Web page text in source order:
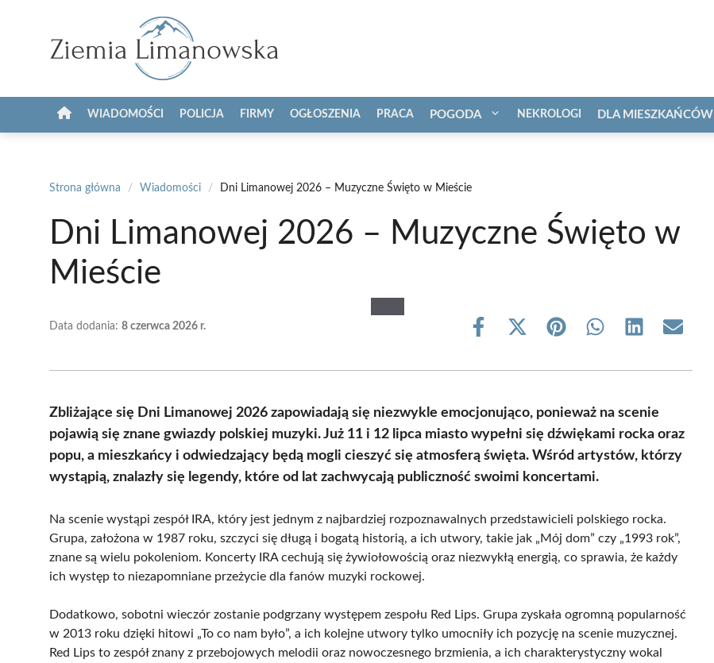
WIADOMOŚCI POLICJA FIRMY OGŁOSZENIA PRACA POGODA NEKROLOGI DLA MIESZKAŃCÓW
Strona główna / Wiadomości / Dni Limanowej 2026 – Muzyczne Święto w Mieście
Dni Limanowej 2026 – Muzyczne Święto w
Mieście
Data dodania: 8 czerwca 2026 r.
Share
Share
(Twitter)
Share Share Share Share
Zbliżające się Dni Limanowej 2026 zapowiadają się niezwykle emocjonująco, ponieważ na scenie
pojawią się znane gwiazdy polskiej muzyki. Już 11 i 12 lipca miasto wypełni się dźwiękami rocka oraz
popu, a mieszkańcy i odwiedzający będą mogli cieszyć się atmosferą święta. Wśród artystów, którzy
wystąpią, znalazły się legendy, które od lat zachwycają publiczność swoimi koncertami.
Na scenie wystąpi zespół IRA, który jest jednym z najbardziej rozpoznawalnych przedstawicieli polskiego rocka.
Grupa, założona w 1987 roku, szczyci się długą i bogatą historią, a ich utwory, takie jak „Mój dom” czy „1993 rok”,
znane są wielu pokoleniom. Koncerty IRA cechują się żywiołowością oraz niezwykłą energią, co sprawia, że każdy
ich występ to niezapomniane przeżycie dla fanów muzyki rockowej.
Dodatkowo, sobotni wieczór zostanie podgrzany występem zespołu Red Lips. Grupa zyskała ogromną popularność
w 2013 roku dzięki hitowi „To co nam było”, a ich kolejne utwory tylko umocniły ich pozycję na scenie muzycznej.
Red Lips to zespół znany z przebojowych melodii oraz nowoczesnego brzmienia, a ich charakterystyczny wokal